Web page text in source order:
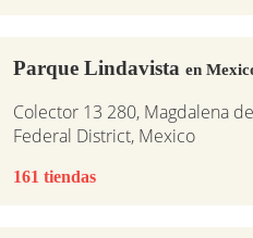
Parque Lindavista en
Colector 13 280, Magdalena
Federal District, Mexico
161 tiendas